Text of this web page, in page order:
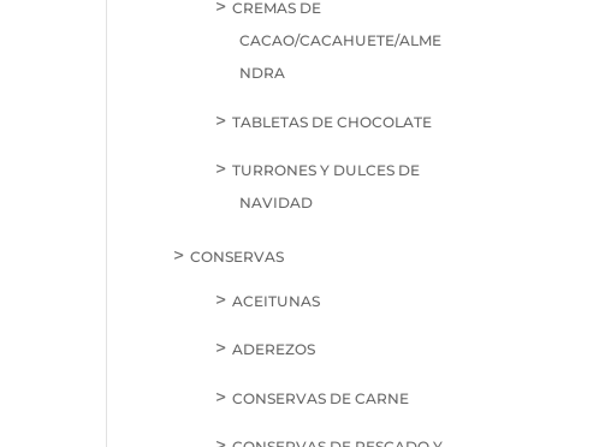
CREMAS DE
CACAO/CACAHUETE/ALME
NDRA
TABLETAS DE CHOCOLATE
TURRONES Y DULCES DE
NAVIDAD
CONSERVAS
ACEITUNAS
ADEREZOS
CONSERVAS DE CARNE